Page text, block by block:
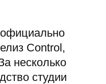
официально
Control,
несколько
студии